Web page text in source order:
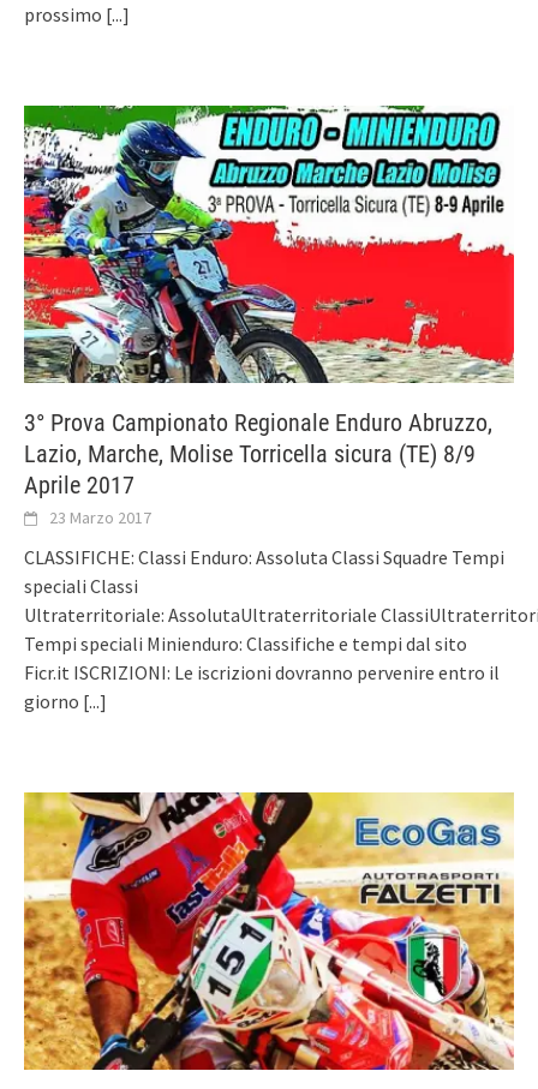
prossimo [...]
3° Prova Campionato Regionale Enduro Abruzzo,
Lazio, Marche, Molise Torricella sicura (TE) 8/9
Aprile 2017
23 Marzo 2017
CLASSIFICHE: Classi Enduro: Assoluta Classi Squadre Tempi
speciali Classi
Ultraterritoriale: AssolutaUltraterritoriale
Tempi speciali Minienduro: Classifiche e tempi dal sito
Ficr.it ISCRIZIONI: Le iscrizioni dovranno pervenire entro il
giorno [...]